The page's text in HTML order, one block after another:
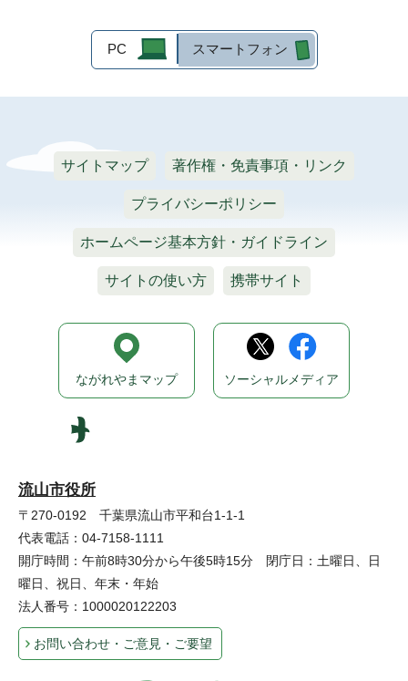
PC スマートフォン
サイトマップ 著作権・免責事項・リンク
プライバシーポリシー
ホームページ基本方針・ガイドライン
サイトの使い方 携帯サイト
流山市役所
〒270-0192 千葉県流山市平和台1-1-1
代表電話：04-7158-1111
開庁時間：午前8時30分から午後5時15分 閉庁日：土曜日、日
曜日、祝日、年末・年始
法人番号：1000020122203
お問い合わせ・ご意見・ご要望
ながれやまマップ ソーシャルメディア